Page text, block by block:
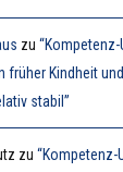
zu
früher Kindheit
stabil”
zu“Kompetenz-